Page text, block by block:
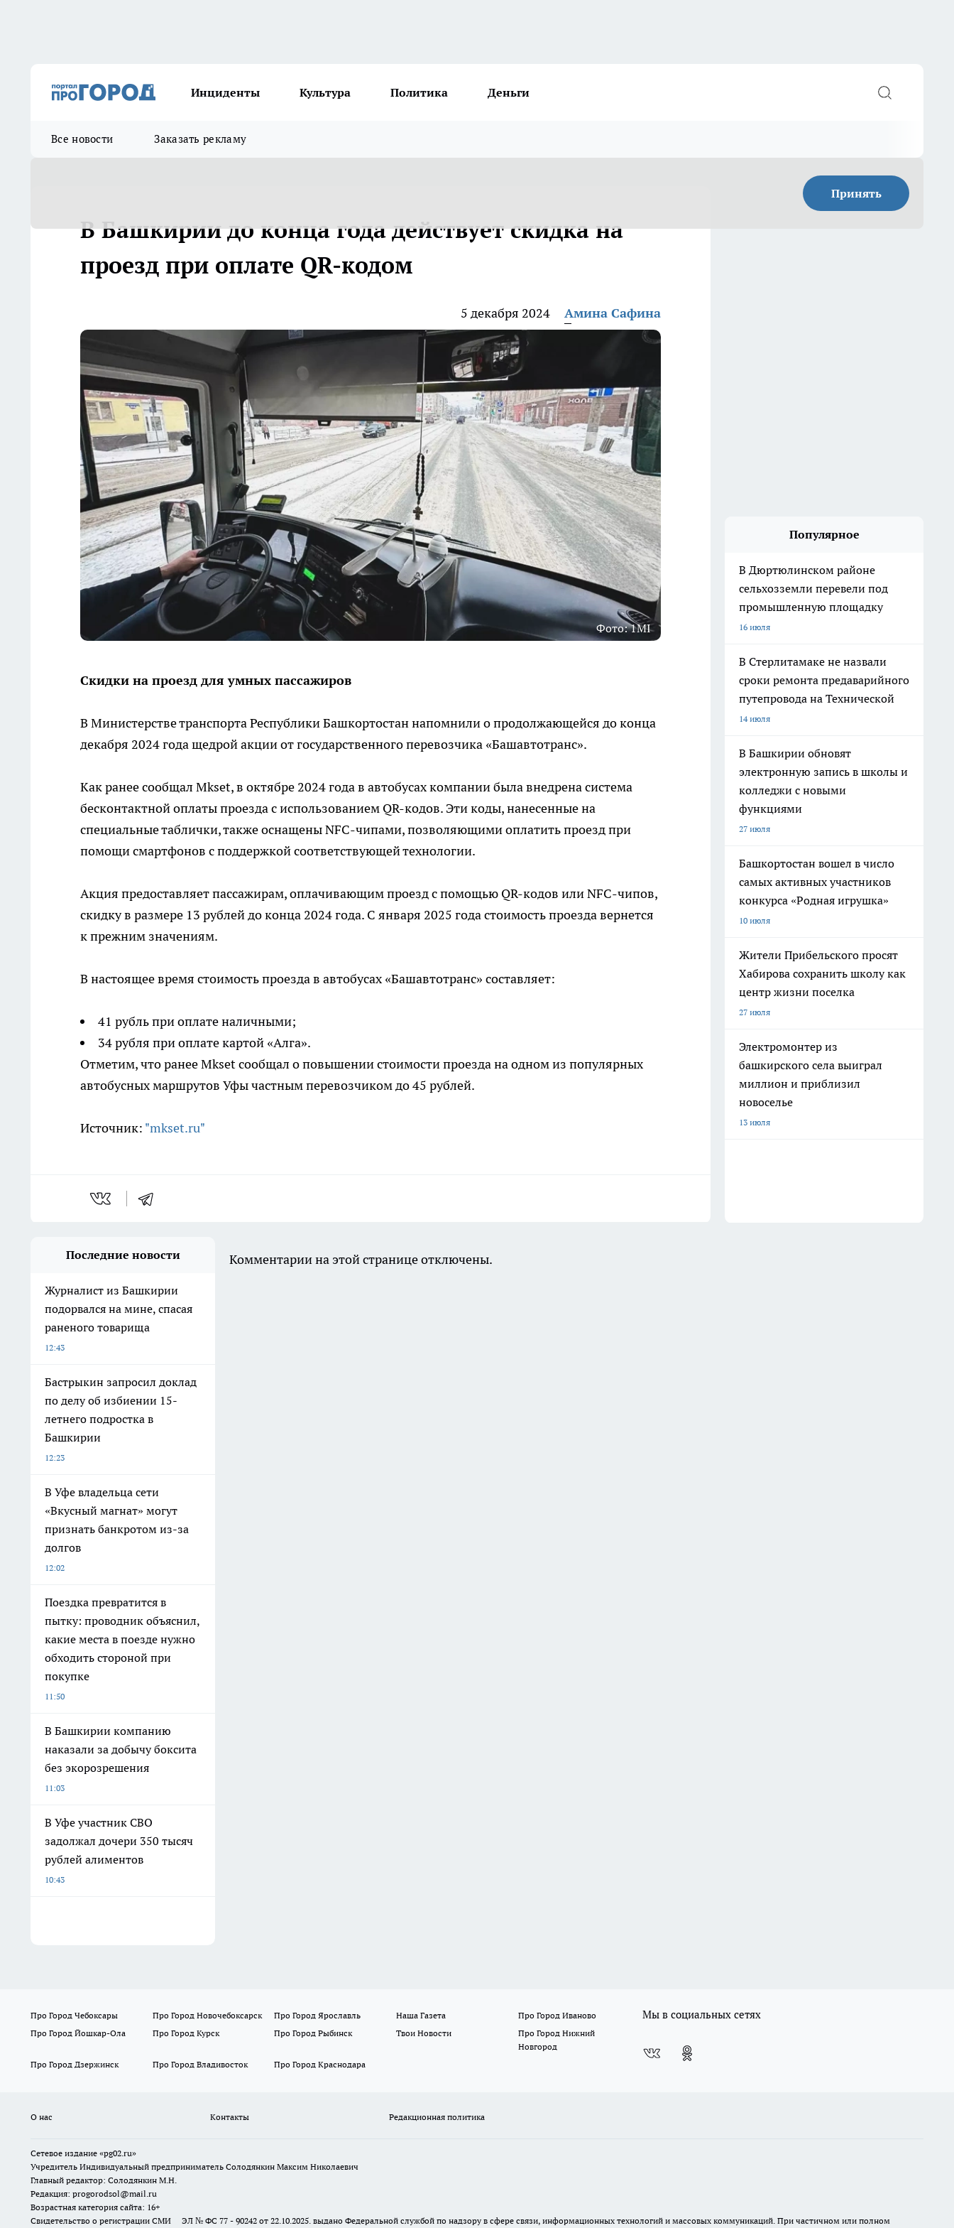
Инциденты Культура Политика Деньги
Все новости Заказать рекламу
Принять
В Башкирии до конца года действует скидка на
проезд при оплате QR-кодом
5 декабря 2024 Амина Сафина
Фото: 1MI
Скидки на проезд для умных пассажиров
В Министерстве транспорта Республики Башкортостан напомнили о продолжающейся до конца
декабря 2024 года щедрой акции от государственного перевозчика «Башавтотранс».
Как ранее сообщал Mkset, в октябре 2024 года в автобусах компании была внедрена система
бесконтактной оплаты проезда с использованием QR-кодов. Эти коды, нанесенные на
специальные таблички, также оснащены NFC-чипами, позволяющими оплатить проезд при
помощи смартфонов с поддержкой соответствующей технологии.
Акция предоставляет пассажирам, оплачивающим проезд с помощью QR-кодов или NFC-чипов,
скидку в размере 13 рублей до конца 2024 года. С января 2025 года стоимость проезда вернется
к прежним значениям.
В настоящее время стоимость проезда в автобусах «Башавтотранс» составляет:
41 рубль при оплате наличными;
34 рубля при оплате картой «Алга».
Отметим, что ранее Mkset сообщал о повышении стоимости проезда на одном из популярных
автобусных маршрутов Уфы частным перевозчиком до 45 рублей.
Источник: "mkset.ru"
Популярное
В Дюртюлинском районе
сельхозземли перевели под
промышленную площадку
16 июля
В Стерлитамаке не назвали
сроки ремонта предаварийного
путепровода на Технической
14 июля
В Башкирии обновят
электронную запись в школы и
колледжи с новыми
функциями
27 июля
Башкортостан вошел в число
самых активных участников
конкурса «Родная игрушка»
10 июля
Жители Прибельского просят
Хабирова сохранить школу как
центр жизни поселка
27 июля
Электромонтер из
башкирского села выиграл
миллион и приблизил
новоселье
13 июля
Последние новости
Журналист из Башкирии
подорвался на мине, спасая
раненого товарища
12:43
Бастрыкин запросил доклад
по делу об избиении 15-
летнего подростка в
Башкирии
12:23
В Уфе владельца сети
«Вкусный магнат» могут
признать банкротом из-за
долгов
12:02
Поездка превратится в
пытку: проводник объяснил,
какие места в поезде нужно
обходить стороной при
покупке
11:50
В Башкирии компанию
наказали за добычу боксита
без экорозрешения
11:03
В Уфе участник СВО
задолжал дочери 350 тысяч
рублей алиментов
10:43
Комментарии на этой странице отключены.
Про Город Чебоксары Про Город Новочебоксарск Про Город Ярославль Наша Газета
Про Город Иваново
Про Город Йошкар-Ола
Про Город Курск Про Город Рыбинск Твои Новости
Про Город Нижний
Новгород
Про Город Дзержинск
Про Город Владивосток Про Город Краснодара
Мы в социальных сетях
О нас Контакты Редакционная политика
Сетевое издание «pg02.ru»
Учредитель Индивидуальный предприниматель Солодянкин Максим Николаевич
Главный редактор: Солодянкин М.Н.
Редакция: progorodsol@mail.ru
Возрастная категория сайта: 16+
Свидетельство о регистрации СМИ ЭЛ № ФС 77 - 90242 от 22.10.2025. выдано Федеральной службой по надзору в сфере связи, информационных технологий и массовых коммуникаций. При частичном или полном